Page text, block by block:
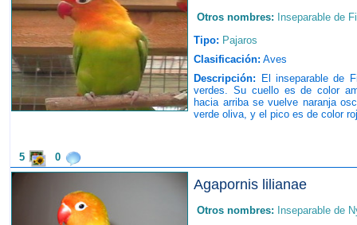
Otros nombres: Inseparable de
Tipo: Pajaros
Clasificación: Aves
Descripción: El inseparable de
verdes. Su cuello es de color
hacia arriba se vuelve naranja
verde oliva, y el pico es de color
5 0
Agapornis lilianae
Otros nombres: Inseparable de